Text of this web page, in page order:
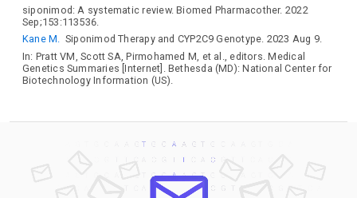
siponimod: A systematic review. Biomed Pharmacother. 2022
Sep;153:113536.
Kane M. Siponimod Therapy and CYP2C9 Genotype. 2023 Aug 9.
In: Pratt VM, Scott SA, Pirmohamed M, et al., editors. Medical
Genetics Summaries [Internet]. Bethesda (MD): National Center for
Biotechnology Information (US).